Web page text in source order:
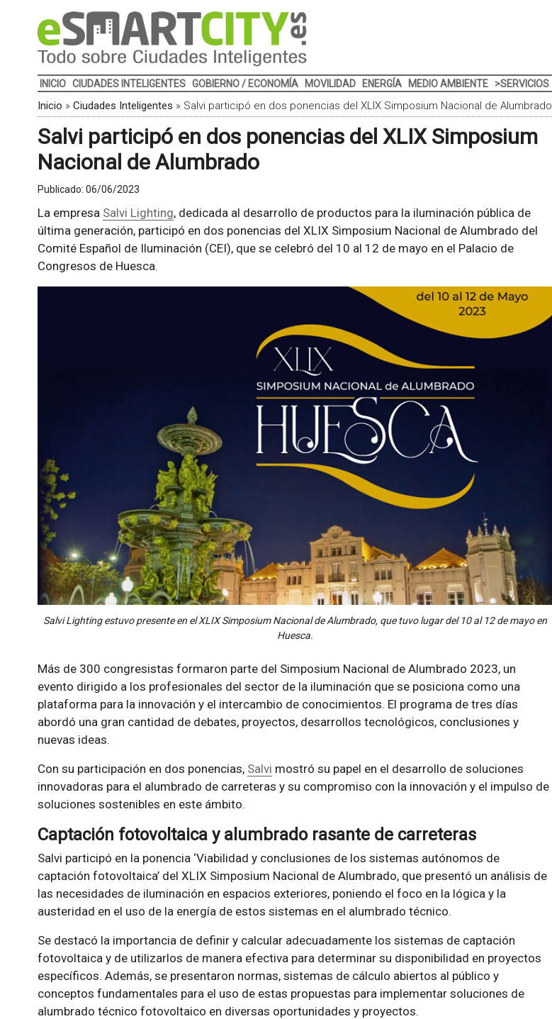
INICIO CIUDADES INTELIGENTES GOBIERNO / ECONOMÍA MOVILIDAD ENERGÍA MEDIO AMBIENTE >SERVICIOS
Inicio » Ciudades Inteligentes » Salvi participó en dos ponencias del XLIX Simposium Nacional de Alumbrado
Salvi participó en dos ponencias del XLIX Simposium
Nacional de Alumbrado
Publicado: 06/06/2023
La empresa Salvi Lighting, dedicada al desarrollo de productos para la iluminación pública de
última generación, participó en dos ponencias del XLIX Simposium Nacional de Alumbrado del
Comité Español de Iluminación (CEI), que se celebró del 10 al 12 de mayo en el Palacio de
Congresos de Huesca.
Salvi Lighting estuvo presente en el XLIX Simposium Nacional de Alumbrado, que tuvo lugar del 10 al 12 de mayo en
Huesca.
Más de 300 congresistas formaron parte del Simposium Nacional de Alumbrado 2023, un
evento dirigido a los profesionales del sector de la iluminación que se posiciona como una
plataforma para la innovación y el intercambio de conocimientos. El programa de tres días
abordó una gran cantidad de debates, proyectos, desarrollos tecnológicos, conclusiones y
nuevas ideas.
Con su participación en dos ponencias, Salvi mostró su papel en el desarrollo de soluciones
innovadoras para el alumbrado de carreteras y su compromiso con la innovación y el impulso de
soluciones sostenibles en este ámbito.
Captación fotovoltaica y alumbrado rasante de carreteras
Salvi participó en la ponencia ‘Viabilidad y conclusiones de los sistemas autónomos de
captación fotovoltaica’ del XLIX Simposium Nacional de Alumbrado, que presentó un análisis de
las necesidades de iluminación en espacios exteriores, poniendo el foco en la lógica y la
austeridad en el uso de la energía de estos sistemas en el alumbrado técnico.
Se destacó la importancia de definir y calcular adecuadamente los sistemas de captación
fotovoltaica y de utilizarlos de manera efectiva para determinar su disponibilidad en proyectos
específicos. Además, se presentaron normas, sistemas de cálculo abiertos al público y
conceptos fundamentales para el uso de estas propuestas para implementar soluciones de
alumbrado técnico fotovoltaico en diversas oportunidades y proyectos.